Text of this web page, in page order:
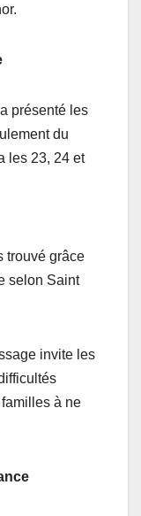
présenté les
du
les 23, 24 et
trouvé grâce
selon Saint
invite les
à ne